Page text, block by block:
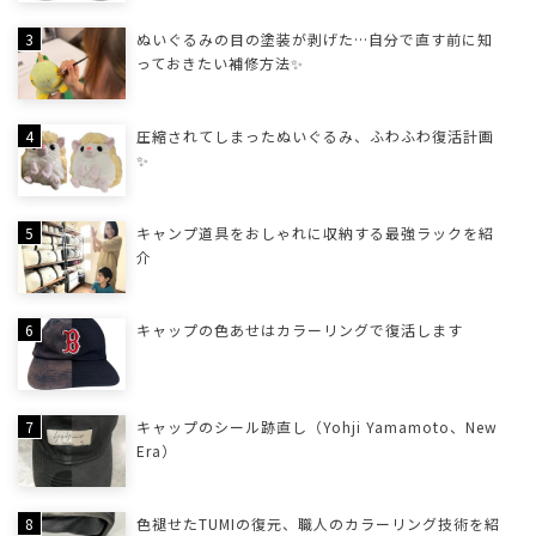
ぬいぐるみの目の塗装が剥げた…自分で直す前に知
っておきたい補修方法✨
圧縮されてしまったぬいぐるみ、ふわふわ復活計画
✨
キャンプ道具をおしゃれに収納する最強ラックを紹
介
キャップの色あせはカラーリングで復活します
キャップのシール跡直し（Yohji Yamamoto、New
Era）
色褪せたTUMIの復元、職人のカラーリング技術を紹